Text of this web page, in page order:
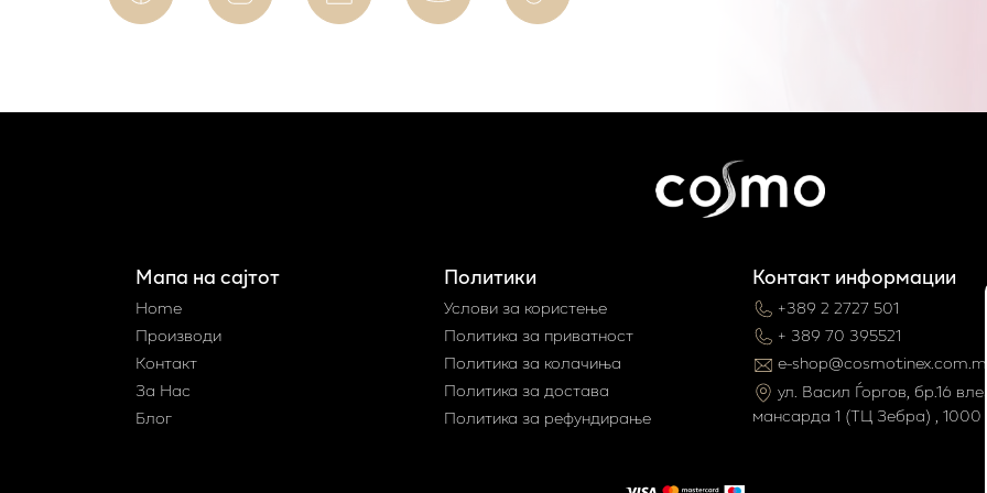
Мапа на сајтот
Home
Производи
Контакт
За Нас
Блог
Политики
Услови за користење
Политика за приватност
Политика за колачиња
Политика за достава
Политика за рефундирање
Контакт информации
+389 2 2727 501
+ 389 70 395521
e-shop@cosmotinex.com.mk
ул. Васил Ѓоргов, бр.16 влез
мaнсарда 1 (ТЦ Зебра) , 1000